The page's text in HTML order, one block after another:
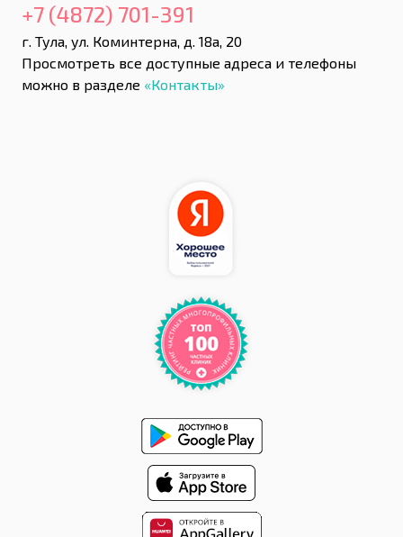
+7 (4872) 701-391
г. Тула, ул. Коминтерна, д. 18а, 20
Просмотреть все доступные адреса и телефоны
можно в разделе «Контакты»